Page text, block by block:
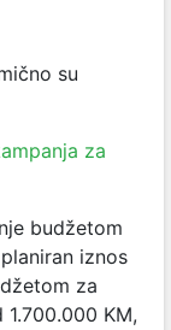
su
za
budžetom
iznos
za
KM,